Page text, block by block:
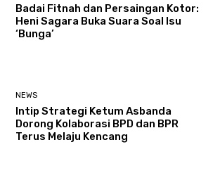
Badai Fitnah dan Persaingan Kotor:
Heni Sagara Buka Suara Soal Isu
‘Bunga’
NEWS
Intip Strategi Ketum Asbanda
Dorong Kolaborasi BPD dan BPR
Terus Melaju Kencang